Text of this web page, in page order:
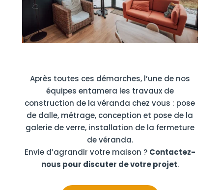
Après toutes ces démarches, l’une de nos
équipes entamera les travaux de
construction de la véranda chez vous : pose
de dalle, métrage, conception et pose de la
galerie de verre, installation de la fermeture
de véranda.
Envie d’agrandir votre maison ? Contactez-
nous pour discuter de votre projet.